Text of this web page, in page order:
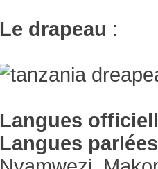
Le drapeau :
Langues
Langues parlées